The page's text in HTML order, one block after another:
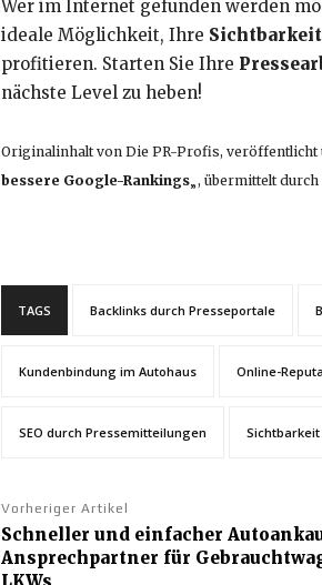
Wer im Internet gefunden werden
ideale Möglichkeit, Ihre Sichtbarkeit
profitieren. Starten Sie Ihre
nächste Level zu heben!
Originalinhalt von Die PR-Profis, veröffentlicht
bessere Google-Rankings„, übermittelt
TAGS Backlinks durch Presseportale
Kundenbindung im Autohaus Online-
SEO durch Pressemitteilungen
Vorheriger Artikel
Schneller und einfacher
Ansprechpartner für